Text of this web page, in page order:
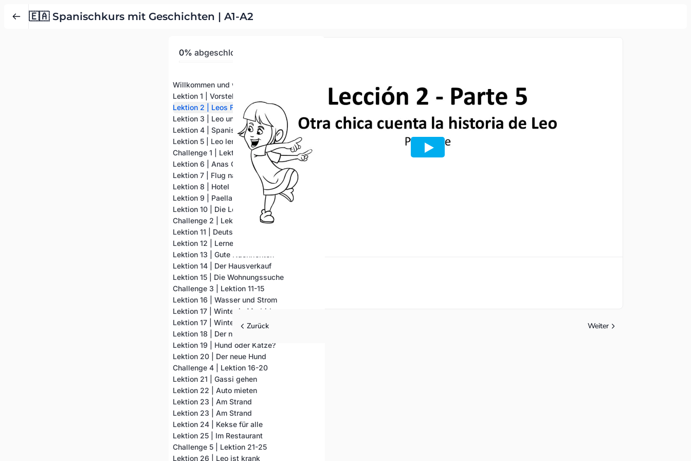
🇪🇦 Spanischkurs mit Geschichten | A1-A2
0% abgeschlossen
Willkommen und wie es funktioniert
Lektion 1 | Vorstellung von Leo
Lektion 2 | Leos Freundin
Lektion 3 | Leo und Anas Berufe
Lektion 4 | Spanisch hören
Lektion 5 | Leo lernt Spanisch
Challenge 1 | Lektion 1-5
Lektion 6 | Anas Geburtstag
Lektion 7 | Flug nach Madrid
Lektion 8 | Hotel
Lektion 9 | Paella
Lektion 10 | Die Leute von Madrid
Challenge 2 | Lektion 6-10
Lektion 11 | Deutsche in Madrid
Lektion 12 | Lernen, Hören, Lesen
Lektion 13 | Gute Nachrichten
Lektion 14 | Der Hausverkauf
Lektion 15 | Die Wohnungssuche
Challenge 3 | Lektion 11-15
Lektion 16 | Wasser und Strom
Lektion 17 | Winter in Madrid
Lektion 17 | Winter in Madrid
Lektion 18 | Der neue Job
Lektion 19 | Hund oder Katze?
Lektion 20 | Der neue Hund
Challenge 4 | Lektion 16-20
Lektion 21 | Gassi gehen
Lektion 22 | Auto mieten
Lektion 23 | Am Strand
Lektion 23 | Am Strand
Lektion 24 | Kekse für alle
Lektion 25 | Im Restaurant
Challenge 5 | Lektion 21-25
Lektion 26 | Leo ist krank
Zurück Weiter